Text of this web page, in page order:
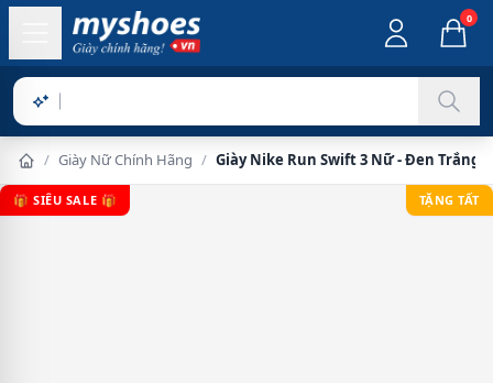
0
Sản phẩm c
/ Giày Nữ Chính Hãng / Giày Nike Run Swift 3 Nữ - Đen Trắng
🎁 SIÊU SALE 🎁 TẶNG TẤT